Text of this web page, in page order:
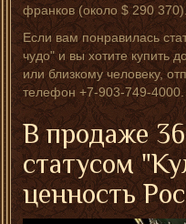
франков (около $ 290
Если вам понравилась
чудо" и вы хотите купить
или близкому человеку,
телефон +7-903-749-4000.
В продаже
статусом
ценность